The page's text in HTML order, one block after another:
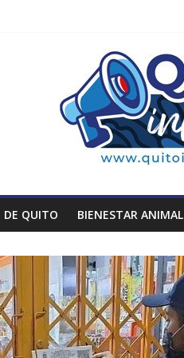
DE QUITO BIENESTAR ANIMAL